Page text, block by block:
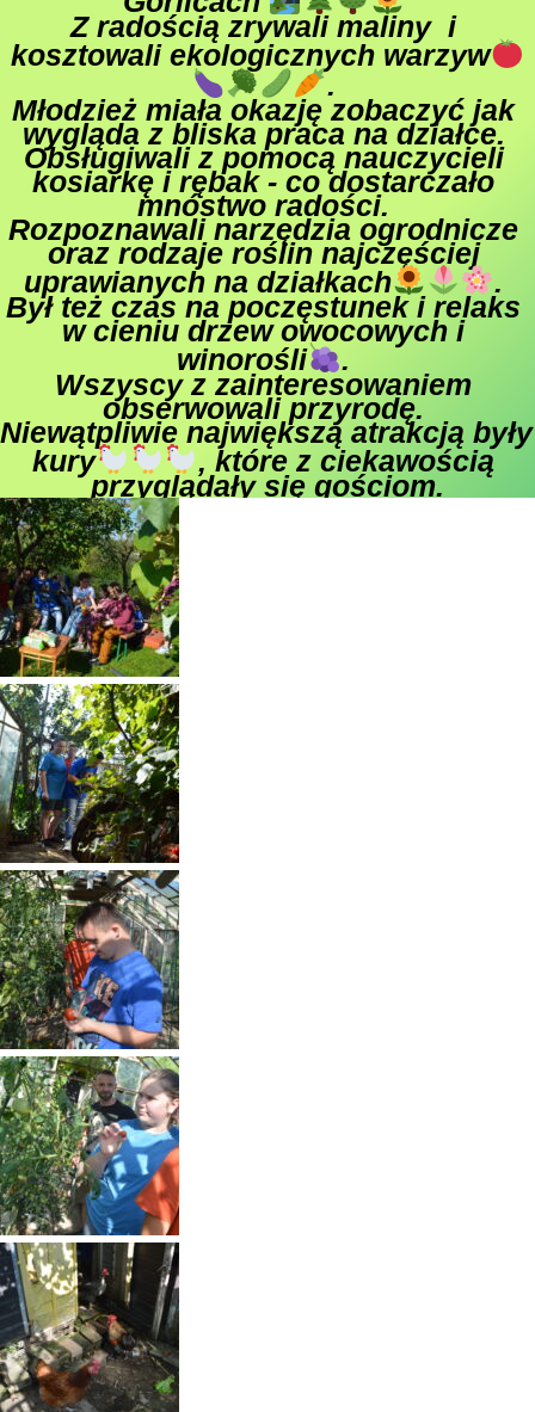
Z radością zrywali maliny  i
kosztowali ekologicznych warzyw
.
Młodzież miała okazję zobaczyć jak
wygląda z bliska praca na działce.
Obsługiwali z pomocą nauczycieli
kosiarkę i rębak - co dostarczało
mnóstwo radości.
Rozpoznawali narzędzia ogrodnicze
oraz rodzaje roślin najczęściej
uprawianych na działkach
.
Był też czas na poczęstunek i relaks
w cieniu drzew owocowych i
winorośli
.
Wszyscy z zainteresowaniem
obserwowali przyrodę.
Niewątpliwie największą atrakcją były
kury
, które z ciekawością
przyglądały się gościom.